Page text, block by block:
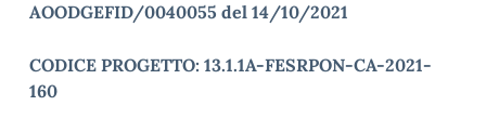
AOODGEFID/0040055 del 14/10/2021
CODICE PROGETTO: 13.1.1A-FESRPON-CA-2021-
160